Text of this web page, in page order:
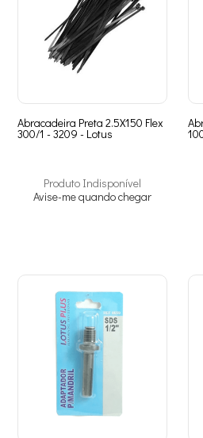
Abracadeira Preta 2.5X150 Flex
300/1 - 3209 - Lotus
Produto Indisponível
Avise-me quando chegar